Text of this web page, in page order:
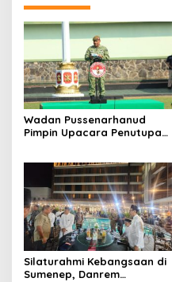
Wadan Pussenarhanud
Pimpin Upacara Penutupan
Pusdikarhanud
Silaturahmi Kebangsaan di
Sumenep, Danrem